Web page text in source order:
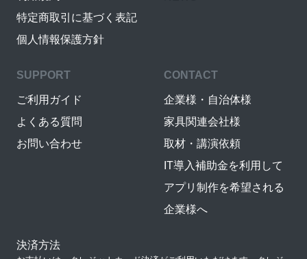
特定商取引に基づく表記
個人情報保護方針
SUPPORT
ご利用ガイド
よくある質問
お問い合わせ
CONTACT
企業様・自治体様
家具関連会社様
取材・講演依頼
IT導入補助金を利用して
アプリ制作を希望される
企業様へ
決済方法